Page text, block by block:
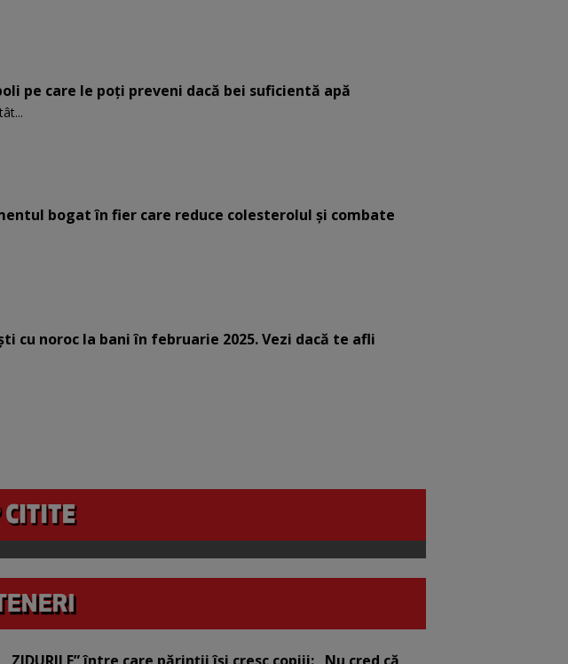
pe care le poți preveni dacă bei suficientă apă
bogat în fier care reduce colesterolul și combate
cu noroc la bani în februarie 2025. Vezi dacă te afli